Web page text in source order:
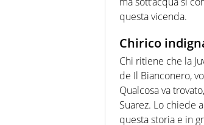
questa vicenda.
Chirico
Chi ritiene che la
de Il Bianconero,
Qualcosa va
Suarez. Lo chiede
questa storia e in